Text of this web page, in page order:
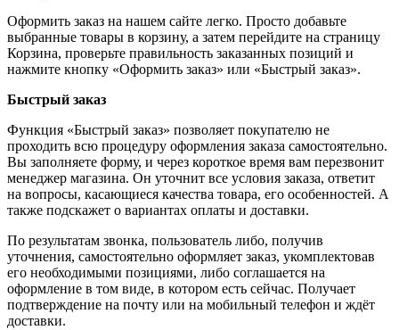
Оформить заказ на нашем сайте легко. Просто добавьте
выбранные товары в корзину, а затем перейдите на страницу
Корзина, проверьте правильность заказанных позиций и
нажмите кнопку «Оформить заказ» или «Быстрый заказ».
Быстрый заказ
Функция «Быстрый заказ» позволяет покупателю не
проходить всю процедуру оформления заказа самостоятельно.
Вы заполняете форму, и через короткое время вам перезвонит
менеджер магазина. Он уточнит все условия заказа, ответит
на вопросы, касающиеся качества товара, его особенностей. А
также подскажет о вариантах оплаты и доставки.
По результатам звонка, пользователь либо, получив
уточнения, самостоятельно оформляет заказ, укомплектовав
его необходимыми позициями, либо соглашается на
оформление в том виде, в котором есть сейчас. Получает
подтверждение на почту или на мобильный телефон и ждёт
доставки.